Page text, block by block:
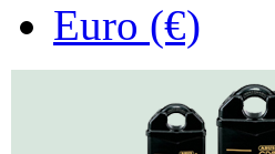
Euro (€)